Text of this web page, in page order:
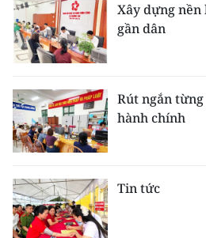
54 DÂN TỘC VIỆT NAM
CHƯƠNG TRÌNH OCOP - MỖI XÃ
MỘT SẢN PHẨM
RADIO
MEDIA CENTER
E-Magazine
Xây dựng
gần dân
Rút ngắn
hành chính
Tin tức